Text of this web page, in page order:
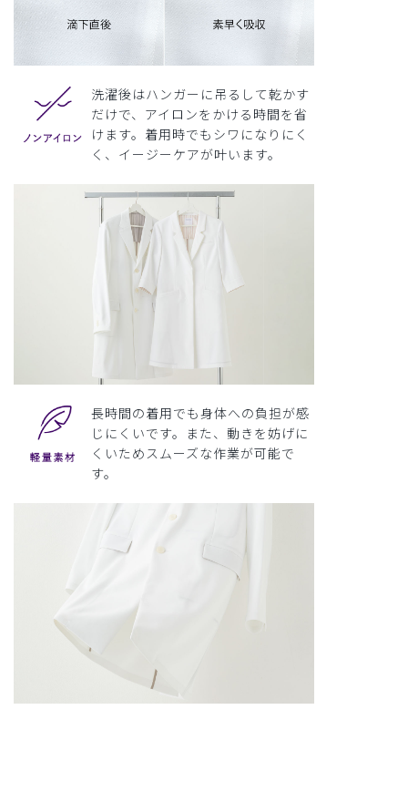
洗濯後はハンガーに吊るして乾かす
だけで、アイロンをかける時間を省
けます。着用時でもシワになりにく
く、イージーケアが叶います。
長時間の着用でも身体への負担が感
じにくいです。また、動きを妨げに
くいためスムーズな作業が可能で
す。